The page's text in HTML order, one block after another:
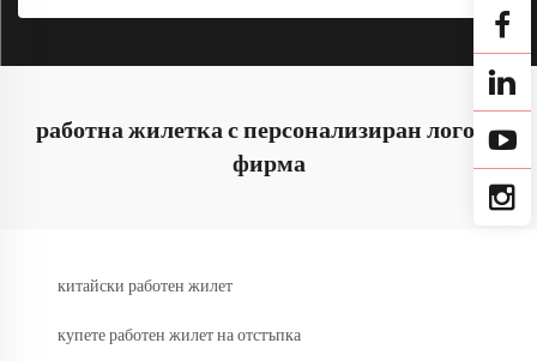
работна жилетка с персонализиран лого за
фирма
китайски работен жилет
купете работен жилет на отстъпка